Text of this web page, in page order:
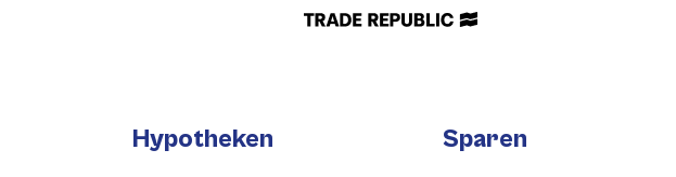
Hypotheken Sparen